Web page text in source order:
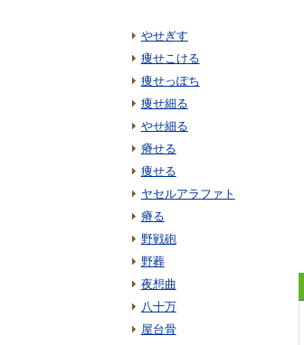
やせぎす
痩せこける
痩せっぽち
痩せ細る
やせ細る
瘠せる
痩せる
ヤセルアラファト
瘠る
野戦砲
野葬
夜想曲
八十万
屋台骨